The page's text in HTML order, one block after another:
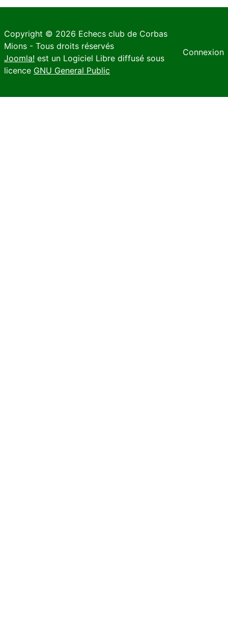
Copyright © 2026 Echecs club de Corbas
Mions - Tous droits réservés
Joomla! est un Logiciel Libre diffusé sous
licence GNU General Public
Connexion